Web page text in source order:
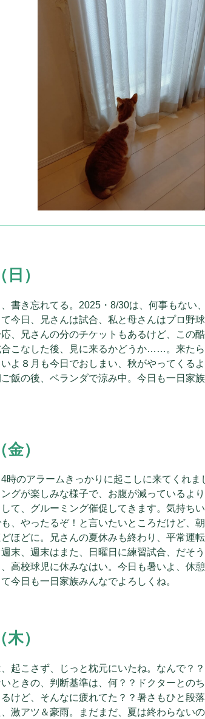
）
書き忘れてる。2025・8/30は、何事もない
今日、兄さんは試合、私と母さんはプロ野
応、兄さんの分のチケットもあるけど、この
こなした後、見に来るかどうか……。来た
よ８月も今日でおしまい、秋がやってくる
飯の後、ベランダで涼み中。今日も一日家
）
時のアラームきっかりに起こしに来てくれま
グが楽しみな様子で、お腹が減っているよ
て、グルーミング催促してきます。気持ち
、やったるぞ！と言いたいところだけど、
ほどに。兄さんの夏休みも終わり、平常運転
末、週末はまた、日曜日に練習試合、だそ
高校球児に休みなはい。今日も暑いよ、休
今日も一日家族みんなでよろしくね。
）
起こさず、じっと枕元にいたね。なんで？？
ときの、判断基準は、何？？ドクターとの
けど、そんなに疲れてた？？暑さもひと段
、激アツ＆豪雨。まだまだ、夏は終わらない